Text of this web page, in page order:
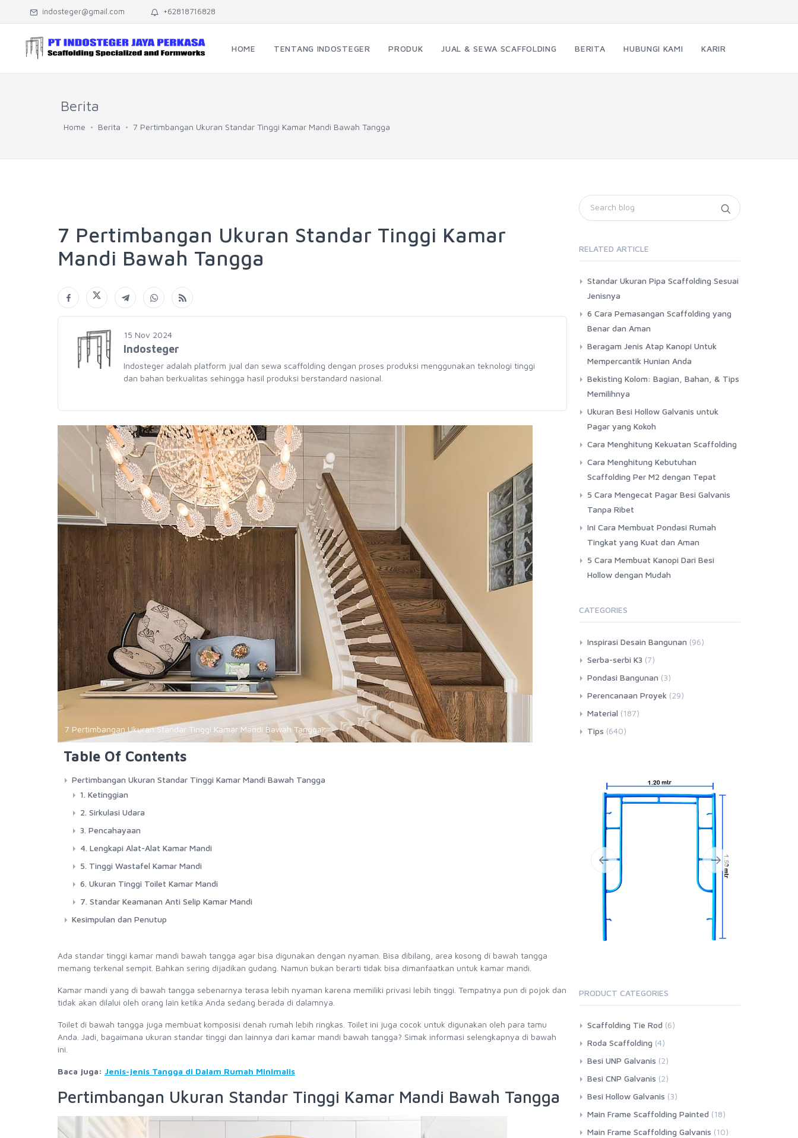
indosteger@gmail.com +62818716828
HOME TENTANG INDOSTEGER PRODUK JUAL & SEWA SCAFFOLDING BERITA HUBUNGI KAMI KARIR
Berita
Home Berita 7 Pertimbangan Ukuran Standar Tinggi Kamar Mandi Bawah Tangga
7 Pertimbangan Ukuran Standar Tinggi Kamar
Mandi Bawah Tangga
15 Nov 2024
Indosteger
Indosteger adalah platform jual dan sewa scaffolding dengan proses produksi menggunakan teknologi tinggi
dan bahan berkualitas sehingga hasil produksi berstandard nasional.
7 Pertimbangan Ukuran Standar Tinggi Kamar Mandi Bawah Tangga
Table Of Contents
Pertimbangan Ukuran Standar Tinggi Kamar Mandi Bawah Tangga
1. Ketinggian
2. Sirkulasi Udara
3. Pencahayaan
4. Lengkapi Alat-Alat Kamar Mandi
5. Tinggi Wastafel Kamar Mandi
6. Ukuran Tinggi Toilet Kamar Mandi
7. Standar Keamanan Anti Selip Kamar Mandi
Kesimpulan dan Penutup
Ada standar tinggi kamar mandi bawah tangga agar bisa digunakan dengan nyaman. Bisa dibilang, area kosong di bawah tangga
memang terkenal sempit. Bahkan sering dijadikan gudang. Namun bukan berarti tidak bisa dimanfaatkan untuk kamar mandi.
Kamar mandi yang di bawah tangga sebenarnya terasa lebih nyaman karena memiliki privasi lebih tinggi. Tempatnya pun di pojok dan
tidak akan dilalui oleh orang lain ketika Anda sedang berada di dalamnya.
Toilet di bawah tangga juga membuat komposisi denah rumah lebih ringkas. Toilet ini juga cocok untuk digunakan oleh para tamu
Anda. Jadi, bagaimana ukuran standar tinggi dan lainnya dari kamar mandi bawah tangga? Simak informasi selengkapnya di bawah
ini.
Baca juga: Jenis-jenis Tangga di Dalam Rumah Minimalis
Pertimbangan Ukuran Standar Tinggi Kamar Mandi Bawah Tangga
RELATED ARTICLE
Standar Ukuran Pipa Scaffolding Sesuai
Jenisnya
6 Cara Pemasangan Scaffolding yang
Benar dan Aman
Beragam Jenis Atap Kanopi Untuk
Mempercantik Hunian Anda
Bekisting Kolom: Bagian, Bahan, & Tips
Memilihnya
Ukuran Besi Hollow Galvanis untuk
Pagar yang Kokoh
Cara Menghitung Kekuatan Scaffolding
Cara Menghitung Kebutuhan
Scaffolding Per M2 dengan Tepat
5 Cara Mengecat Pagar Besi Galvanis
Tanpa Ribet
Ini Cara Membuat Pondasi Rumah
Tingkat yang Kuat dan Aman
5 Cara Membuat Kanopi Dari Besi
Hollow dengan Mudah
CATEGORIES
Inspirasi Desain Bangunan (96)
Serba-serbi K3 (7)
Pondasi Bangunan (3)
Perencanaan Proyek (29)
Material (187)
Tips (640)
PRODUCT CATEGORIES
Scaffolding Tie Rod (6)
Roda Scaffolding (4)
Besi UNP Galvanis (2)
Besi CNP Galvanis (2)
Besi Hollow Galvanis (3)
Main Frame Scaffolding Painted (18)
Main Frame Scaffolding Galvanis (10)